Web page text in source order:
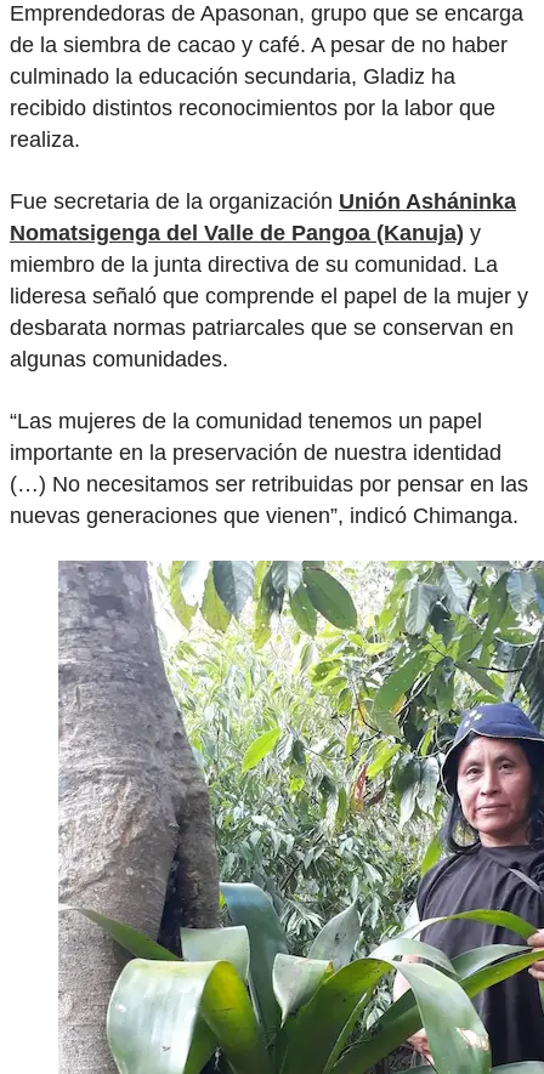
Emprendedoras de Apasonan, grupo que se encarga
de la siembra de cacao y café. A pesar de no haber
culminado la educación secundaria, Gladiz ha
recibido distintos reconocimientos por la labor que
realiza.
Fue secretaria de la organización Unión Asháninka
Nomatsigenga del Valle de Pangoa (Kanuja) y
miembro de la junta directiva de su comunidad. La
lideresa señaló que comprende el papel de la mujer y
desbarata normas patriarcales que se conservan en
algunas comunidades.
“Las mujeres de la comunidad tenemos un papel
importante en la preservación de nuestra identidad
(…) No necesitamos ser retribuidas por pensar en las
nuevas generaciones que vienen”, indicó Chimanga.